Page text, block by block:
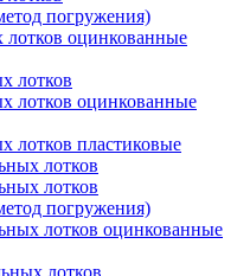
погружения)
оцинкованные
лотков
лотков оцинкованные
лотков пластиковые
лотков
лотков
погружения)
лотков оцинкованные
лотков